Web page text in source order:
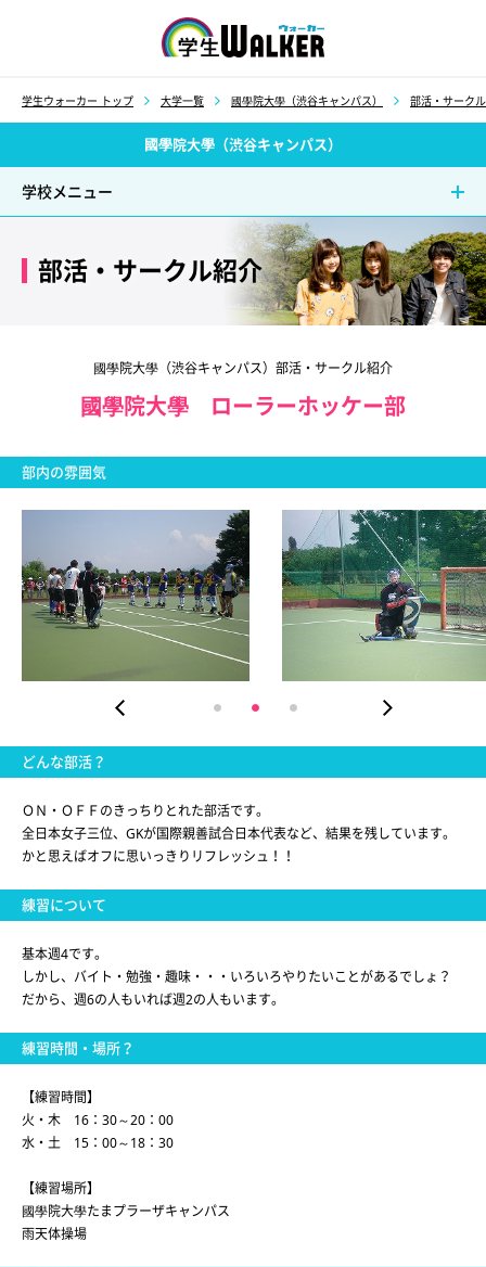
学生ウォーカー トップ 大学一覧 國學院大學（渋谷キャンパス） 部活・サーク
國學院大學（渋谷キャンパス）
学校メニュー
部活・サークル紹介
國學院大學（渋谷キャンパス）部活・サークル紹介
國學院大學 ローラーホッケー部
部内の雰囲気
どんな部活？
ＯＮ・ＯＦＦのきっちりとれた部活です。
全日本女子三位、GKが国際親善試合日本代表など、結果を残しています。
かと思えばオフに思いっきりリフレッシュ！！
練習について
基本週4です。
しかし、バイト・勉強・趣味・・・いろいろやりたいことがあるでしょ？
だから、週6の人もいれば週2の人もいます。
練習時間・場所？
【練習時間】
火・木 16：30～20：00
水・土 15：00～18：30
【練習場所】
國學院大學たまプラーザキャンパス
雨天体操場